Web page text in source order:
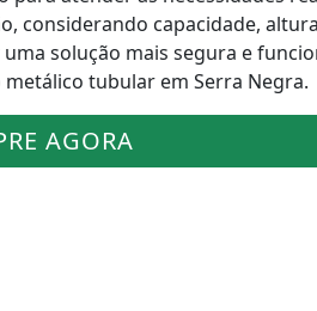
considerando capacidade,
solução mais segura e
tubular em Serra Negra.
AGORA